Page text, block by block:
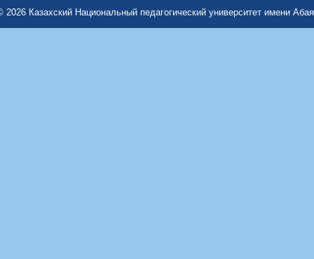
2026 Казахский Национальный педагогический университет имени Абая